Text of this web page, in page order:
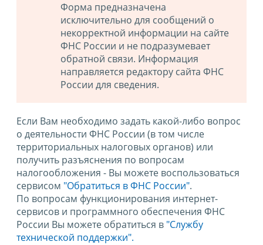
Форма предназначена
исключительно для сообщений о
некорректной информации на сайте
ФНС России и не подразумевает
обратной связи. Информация
направляется редактору сайта ФНС
России для сведения.
Если Вам необходимо задать какой-либо вопрос
о деятельности ФНС России (в том числе
территориальных налоговых органов) или
получить разъяснения по вопросам
налогообложения - Вы можете воспользоваться
сервисом "Обратиться в ФНС России".
По вопросам функционирования интернет-
сервисов и программного обеспечения ФНС
России Вы можете обратиться в "Службу
технической поддержки".